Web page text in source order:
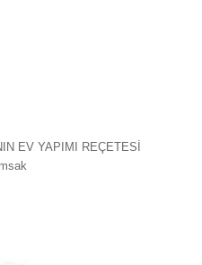
EV YAPIMI REÇETESİ